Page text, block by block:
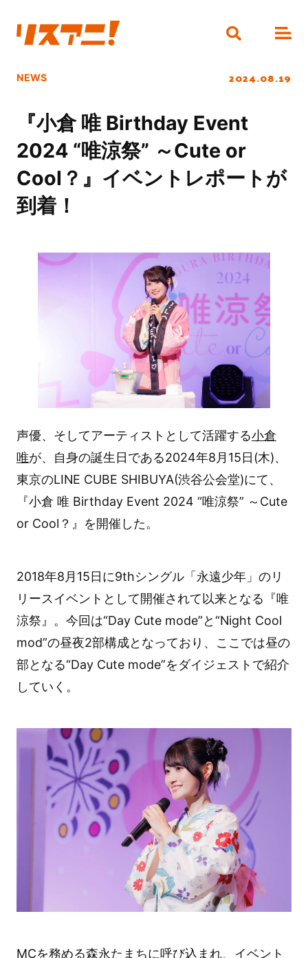
NEWS 2024.08.19
『小倉 唯 Birthday Event
2024 “唯涼祭” ～Cute or
Cool？』イベントレポートが
到着！
声優、そしてアーティストとして活躍する小倉
唯が、自身の誕生日である2024年8月15日(木)、
東京のLINE CUBE SHIBUYA(渋谷公会堂)にて、
『小倉 唯 Birthday Event 2024 “唯涼祭” ～Cute
or Cool？』を開催した。
2018年8月15日に9thシングル「永遠少年」のリ
リースイベントとして開催されて以来となる『唯
涼祭』。今回は“Day Cute mode”と“Night Cool
mod”の昼夜2部構成となっており、ここでは昼の
部となる“Day Cute mode”をダイジェストで紹介
していく。
MCを務める森永たまちに呼び込まれ、イベント